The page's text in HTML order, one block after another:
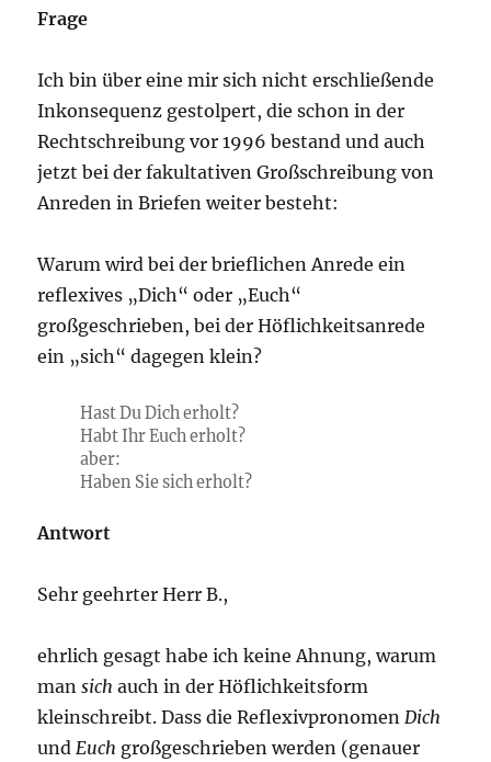
Frage
Ich bin über eine mir sich nicht erschließende
Inkonsequenz gestolpert, die schon in der
Rechtschreibung vor 1996 bestand und auch
jetzt bei der fakultativen Großschreibung von
Anreden in Briefen weiter besteht:
Warum wird bei der brieflichen Anrede ein
reflexives „Dich“ oder „Euch“
großgeschrieben, bei der Höflichkeitsanrede
ein „sich“ dagegen klein?
Hast Du Dich erholt?
Habt Ihr Euch erholt?
aber:
Haben Sie sich erholt?
Antwort
Sehr geehrter Herr B.,
ehrlich gesagt habe ich keine Ahnung, warum
mansich auch in der Höflichkeitsform
kleinschreibt. Dass die Reflexivpronomen Dich
und Euch großgeschrieben werden (genauer